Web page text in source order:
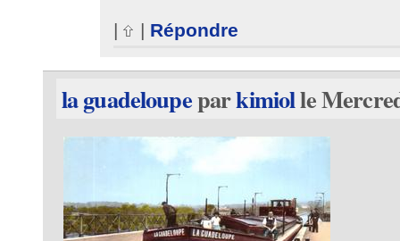
|
| Répondre
la guadeloupeparkimiolle